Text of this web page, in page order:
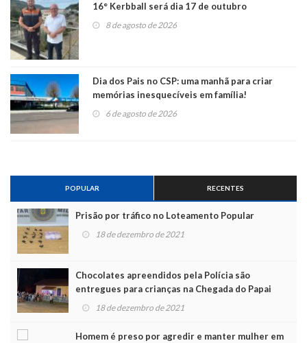
16° Kerbball será dia 17 de outubro
8 de agosto de 2026
Dia dos Pais no CSP: uma manhã para criar
memórias inesquecíveis em família!
6 de agosto de 2026
POPULAR RECENTES
Prisão por tráfico no Loteamento Popular
18 de dezembro de 2021
Chocolates apreendidos pela Polícia são
entregues para crianças na Chegada do Papai
Noel
18 de dezembro de 2021
Homem é preso por agredir e manter mulher em